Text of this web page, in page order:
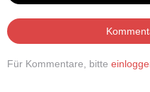
Für Kommentare, bitte